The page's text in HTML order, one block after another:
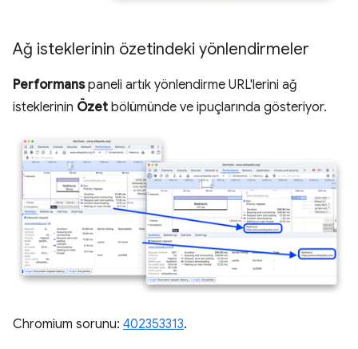
Ağ isteklerinin özetindeki yönlendirmeler
Performanspaneli artık yönlendirme URL'lerini ağ
isteklerinin Özet bölümünde ve ipuçlarında gösteriyor.
Chromium sorunu: 402353313.